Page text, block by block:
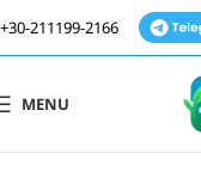
+30-211199-2166
MENU